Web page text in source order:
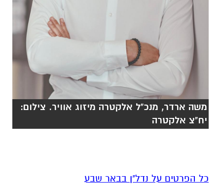
משה ארדר, מנכ"ל אלקטרה מיזוג אוויר. צילום:
יח"צ אלקטרה
כל הפרטים על נדל"ן בבאר שבע